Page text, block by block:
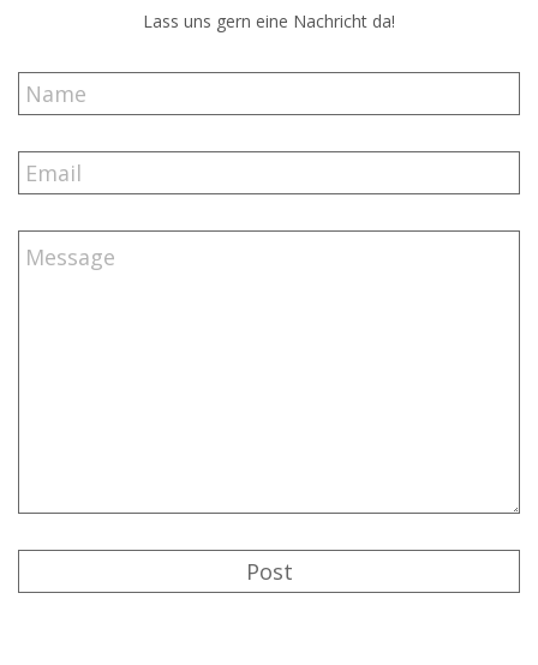
Lass uns gern eine Nachricht da!